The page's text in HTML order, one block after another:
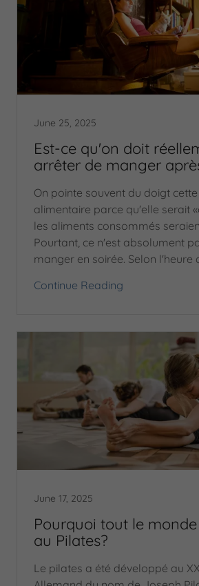
June 25, 2025
Est-ce qu'on doit
arrêter de manger
On pointe souvent du doigt
alimentaire parce qu'elle serait
les aliments consommés
Pourtant, ce n'est absolument
manger en soirée. Selon l'heure
Continue Reading
June 17, 2025
Pourquoi tout le
au Pilates?
Le pilates a été développé au